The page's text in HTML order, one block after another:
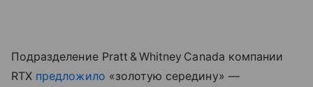
Подразделение Pratt & Whitney Canada компании
RTX предложило «золотую середину» —